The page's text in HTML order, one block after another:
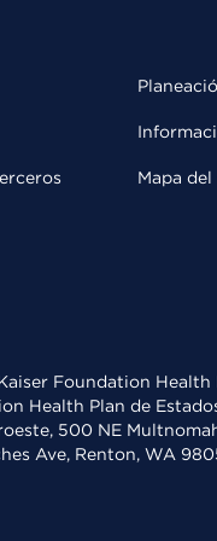
Mapa
Foundation Health
Health Plan de
500 NE
Ave, Renton, WA